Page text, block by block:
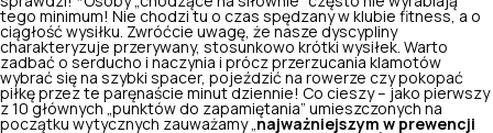
tego minimum! Nie chodzi tu o czas spędzany w klubie fitness, a o
ciągłość wysiłku. Zwróćcie uwagę, że nasze dyscypliny
charakteryzuje przerywany, stosunkowo krótki wysiłek. Warto
zadbać o serducho i naczynia i prócz przerzucania klamotów
wybrać się na szybki spacer, pojeździć na rowerze czy pokopać
piłkę przez te paręnaście minut dziennie! Co cieszy – jako pierwszy
z 10 głównych „punktów do zapamiętania” umieszczonych na
początku wytycznych zauważamy „ najważniejszym w prewencji